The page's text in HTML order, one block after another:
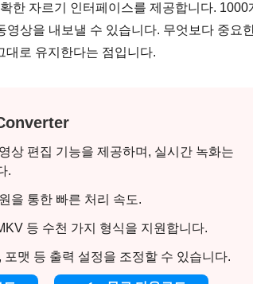
한 자르기 인터페이스를 제공합니다. 1000
상을 내보낼 수 있습니다. 무엇보다 중요
대로 유지한다는 점입니다.
상 편집 기능을 제공하며, 실시간 녹화는
.
을 통한 빠른 처리 속도.
등 수천 가지 형식을 지원합니다.
포맷 등 출력 설정을 조정할 수 있습니다.